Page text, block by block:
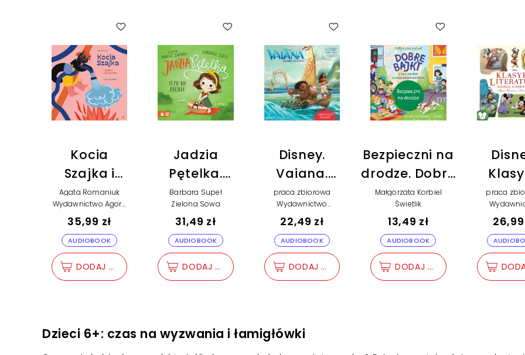
Kocia
Szajka i
pożar na
zamku
(plik
audio)
Agata Romaniuk
Wydawnictwo Agora
35,99 zł
AUDIOBOOK
DODAJ DO KOSZYKA
Jadzia
Pętelka.
Jadzia
Pętelka
idzie na
piknik (plik
audio)
Barbara Supeł
Zielona Sowa
31,49 zł
AUDIOBOOK
DODAJ DO KOSZYKA
Disney.
Vaiana.
Skarb
oceanu
(plik
audio)
praca zbiorowa
Wydawnictwo
22,49 zł
AUDIOBOOK
DODAJ DO KOSZYKA
Bezpieczni na
drodze. Dobre
bajki o tym, jak
dbać o swoje
bezpieczeństwo
(plik audio)
Małgorzata Korbiel
Świetlik
13,49 zł
AUDIOBOOK
DODAJ DO KOSZYKA
z
praca
26,99
Dzieci 6+: czas na wyzwania i łamigłówki